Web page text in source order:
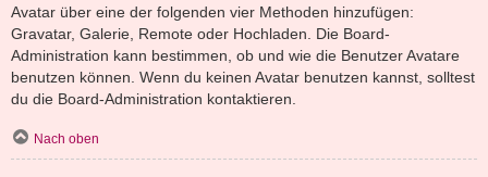
Avatar über eine der folgenden vier Methoden hinzufügen:
Gravatar, Galerie, Remote oder Hochladen. Die Board-
Administration kann bestimmen, ob und wie die Benutzer Avatare
benutzen können. Wenn du keinen Avatar benutzen kannst, solltest
du die Board-Administration kontaktieren.
Nach oben